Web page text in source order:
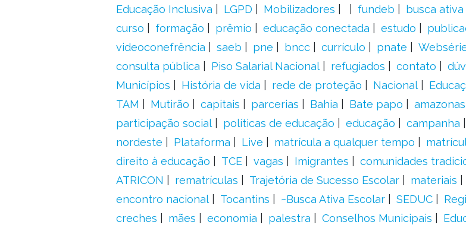
Educação Inclusiva
LGPD Mobilizadores fundeb busca
curso
formação prêmio educação conectada estudo
videoconefrência
saeb pne bncc currículo pnate
consulta pública
Piso Salarial Nacional refugiados contato
Municípios
História de vida rede de proteção Nacional
TAM
Mutirão capitais parcerias Bahia Bate papo amazonas
participação social
políticas de educação educação campanha
nordeste
Plataforma Live matrícula a qualquer tempo
direito à educação
TCE vagas Imigrantes comunidades
ATRICON
rematrículas Trajetória de Sucesso Escolar materiais
encontro nacional
Tocantins ~Busca Ativa Escolar SEDUC
creches
mães economia palestra Conselhos Municipais